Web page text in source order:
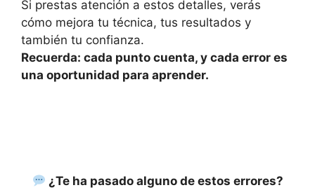
Si prestas atención a estos detalles, verás
cómo mejora tu técnica, tus resultados y
también tu confianza.
Recuerda: cada punto cuenta, y cada error es
una oportunidad para aprender.
¿Te ha pasado alguno de estos errores?